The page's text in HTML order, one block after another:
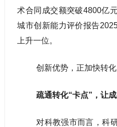
术合同成交额突破4800亿
城市创新能力评价报告
上升一位。
创新优势，正加快转化
疏通转化“卡点”，让
对科教强市而言，科